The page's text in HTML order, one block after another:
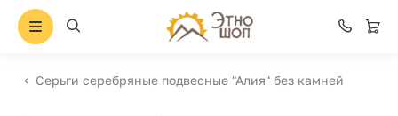
Серьги серебряные подвесные "Алия" без камней